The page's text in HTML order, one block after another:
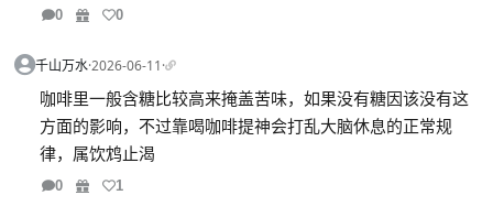
0 0
千山万水·2026-06-11·
咖啡里一般含糖比较高来掩盖苦味，如果没有糖因该没有这
方面的影响，不过靠喝咖啡提神会打乱大脑休息的正常规
律，属饮鸩止渴
0 1